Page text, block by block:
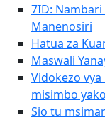
7ID:
Manenosiri
Hatua za
Maswali
Vidokezo
misimbo yako
Sio tu